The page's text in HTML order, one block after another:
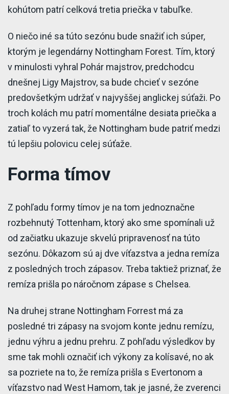
kohútom patrí celková tretia priečka v tabuľke.
O niečo iné sa túto sezónu bude snažiť ich súper,
ktorým je legendárny Nottingham Forest. Tím, ktorý
v minulosti vyhral Pohár majstrov, predchodcu
dnešnej Ligy Majstrov, sa bude chcieť v sezóne
predovšetkým udržať v najvyššej anglickej súťaži. Po
troch kolách mu patrí momentálne desiata priečka a
zatiaľ to vyzerá tak, že Nottingham bude patriť medzi
tú lepšiu polovicu celej súťaže.
Forma tímov
Z pohľadu formy tímov je na tom jednoznačne
rozbehnutý Tottenham, ktorý ako sme spomínali už
od začiatku ukazuje skvelú pripravenosť na túto
sezónu. Dôkazom sú aj dve víťazstva a jedna remíza
z posledných troch zápasov. Treba taktiež priznať, že
remíza prišla po náročnom zápase s Chelsea.
Na druhej strane Nottingham Forrest má za
posledné tri zápasy na svojom konte jednu remízu,
jednu výhru a jednu prehru. Z pohľadu výsledkov by
sme tak mohli označiť ich výkony za kolísavé, no ak
sa pozriete na to, že remíza prišla s Evertonom a
víťazstvo nad West Hamom, tak je jasné, že zverenci